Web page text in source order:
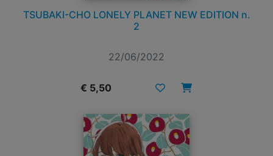
TSUBAKI-CHO LONELY PLANET NEW EDITION n.
2
22/06/2022
€ 5,50